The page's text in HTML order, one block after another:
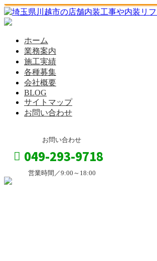
ホーム
業務案内
施工実績
各種募集
会社概要
BLOG
サイトマップ
お問い合わせ
お問い合わせ
049-293-9718
営業時間／9:00～18:00